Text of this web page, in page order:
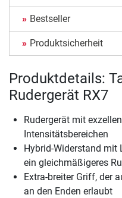
Bestseller
Produktsicherheit
Produktdetails:
Rudergerät RX7
Rudergerät mit
Intensitätsbereichen
Hybrid-Widerstand
ein gleichmäßigeres
Extra-breiter Griff, der
an den Enden erlaubt